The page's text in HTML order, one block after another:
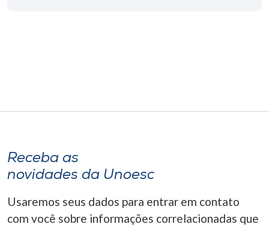
Store
Selecione
o idioma
Receba as
novidades da Unoesc
Usaremos seus dados para entrar em contato
com você sobre informações correlacionadas que